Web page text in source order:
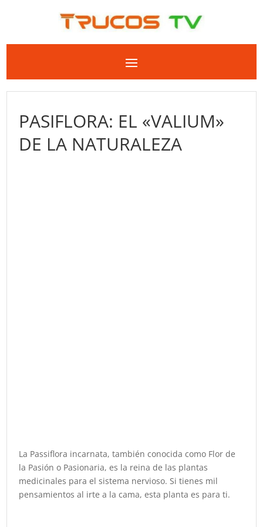
PASIFLORA: EL «VALIUM»
DE LA NATURALEZA
La Passiflora incarnata, también conocida como Flor de
la Pasión o Pasionaria, es la reina de las plantas
medicinales para el sistema nervioso. Si tienes mil
pensamientos al irte a la cama, esta planta es para ti.